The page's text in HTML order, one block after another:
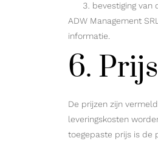
bevestiging van
ADW Management
informatie.
6. Prijs
De prijzen zijn
leveringskosten
toegepaste prijs is de